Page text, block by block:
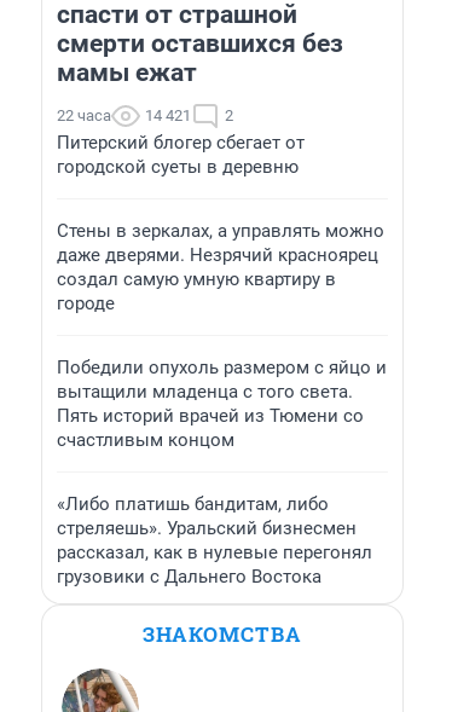
спасти от страшной
смерти оставшихся без
мамы ежат
22 часа 14 421 2
Питерский блогер сбегает от
городской суеты в деревню
Стены в зеркалах, а управлять можно
даже дверями. Незрячий красноярец
создал самую умную квартиру в
городе
Победили опухоль размером с яйцо и
вытащили младенца с того света.
Пять историй врачей из Тюмени со
счастливым концом
«Либо платишь бандитам, либо
стреляешь». Уральский бизнесмен
рассказал, как в нулевые перегонял
грузовики с Дальнего Востока
ЗНАКОМСТВА